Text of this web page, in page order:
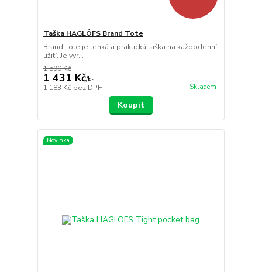
Taška HAGLÖFS Brand Tote
Brand Tote je lehká a praktická taška na každodenní
užití. Je vyr...
1 590 Kč
1 431 Kč/ks
1 183 Kč bez DPH Skladem
Koupit
Novinka